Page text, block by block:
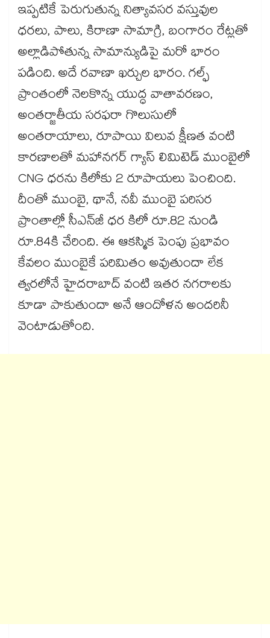
ఇప్పటికే పెరుగుతున్న నిత్యావసర వస్తువుల
ధరలు, పాలు, కిరాణా సామాగ్రి, బంగారం రేట్లతో
అల్లాడిపోతున్న సామాన్యుడిపై మరో భారం
పడింది. అదే రవాణా ఖర్చుల భారం. గల్ఫ్
ప్రాంతంలో నెలకొన్న యుద్ధ వాతావరణం,
అంతర్జాతీయ సరఫరా గొలుసులో
అంతరాయాలు, రూపాయి విలువ క్షీణత వంటి
కారణాలతో మహానగర్ గ్యాస్ లిమిటెడ్ ముంబైలో
CNG ధరను కిలోకు 2 రూపాయలు పెంచింది.
దీంతో ముంబై, థానే, నవీ ముంబై పరిసర
ప్రాంతాల్లో సీఎన్‌జీ ధర కిలో రూ.82 నుండి
రూ.84కి చేరింది. ఈ ఆకస్మిక పెంపు ప్రభావం
కేవలం ముంబైకే పరిమితం అవుతుందా లేక
త్వరలోనే హైదరాబాద్ వంటి ఇతర నగరాలకు
కూడా పాకుతుందా అనే ఆందోళన అందరినీ
వెంటాడుతోంది.